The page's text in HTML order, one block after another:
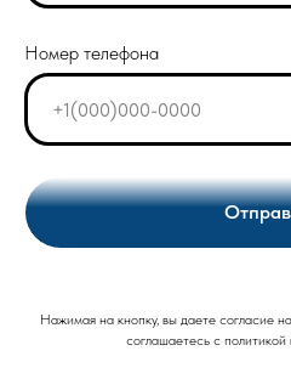
Номер телефона
Нажимая на кнопку, вы даете согласие
соглашаетесь c